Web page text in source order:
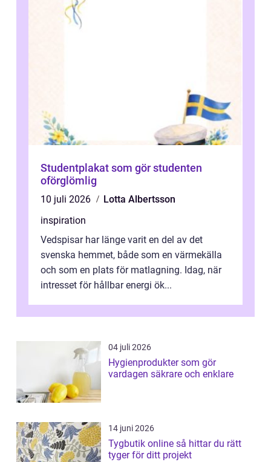
Studentplakat som gör studenten
oförglömlig
10 juli 2026
Lotta Albertsson
inspiration
Vedspisar har länge varit en del av det
svenska hemmet, både som en värmekälla
och som en plats för matlagning. Idag, när
intresset för hållbar energi ök...
04 juli 2026
Hygienprodukter som gör
vardagen säkrare och enklare
14 juni 2026
Tygbutik online så hittar du rätt
tyger för ditt projekt